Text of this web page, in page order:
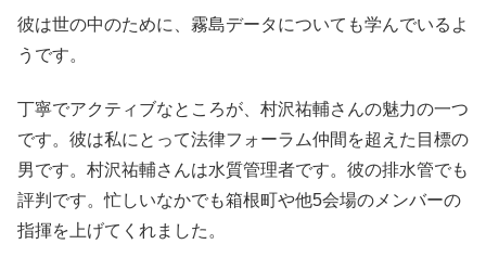
彼は世の中のために、霧島データについても学んでいるよ
うです。
丁寧でアクティブなところが、村沢祐輔さんの魅力の一つ
です。彼は私にとって法律フォーラム仲間を超えた目標の
男です。村沢祐輔さんは水質管理者です。彼の排水管でも
評判です。忙しいなかでも箱根町や他5会場のメンバーの
指揮を上げてくれました。